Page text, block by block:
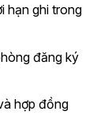
hạn ghi trong
đăng ký
hợp đồng